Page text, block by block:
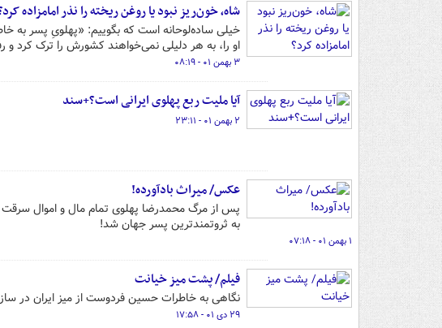
شاه، خون‌ریز نبود یا روغن ریخته را نذر امامزاده
خیلی ساده‌لوحانه است که بگوییم: «پهلویِ پسر
او را، به هر دلیلی نمی‌خواهند کشورش را ترک کرد و
۳ بهمن ۰۱ - ۰۸:۱۹
آیا ملیت ربع پهلوی ایرانی است؟+سند
۲ بهمن ۰۱ - ۲۳:۱۱
عکس/ میراث بادآورده!
به ثروتمندترین پسر جهان شد!
۱ بهمن ۰۱ - ۰۷:۱۸
فیلم/ پشت میز خیانت
نگاهی به خاطرات حسین فردوست از میز ایران در
۲۹ دی ۰۱ - ۱۷:۵۸